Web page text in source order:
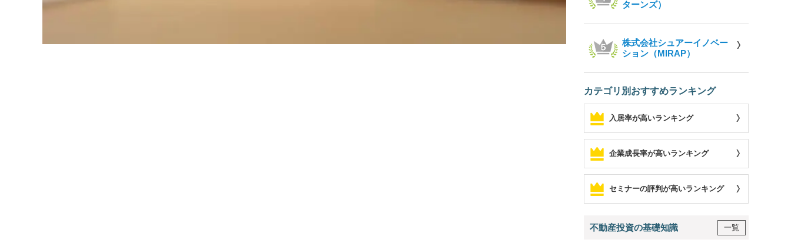
ターンズ）
株式会社シュアーイノベー
ション（MIRAP）
カテゴリ別おすすめランキング
入居率が高いランキング
企業成長率が高いランキング
セミナーの評判が高いランキング
不動産投資の基礎知識 一覧